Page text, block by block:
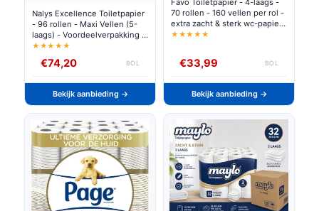
Nalys Excellence Toiletpapier
- 96 rollen - Maxi Vellen (5-
laags) - Voordeelverpakking -
papieren verpakking
★★★★★
€74,20 BOL
Bekijk aanbieding →
Favo Toiletpapier - 4-laags -
70 rollen - 160 vellen per rol -
extra zacht & sterk wc-papier
- voordeelverpakking
★★★★★
€33,99 BOL
Bekijk aanbieding →